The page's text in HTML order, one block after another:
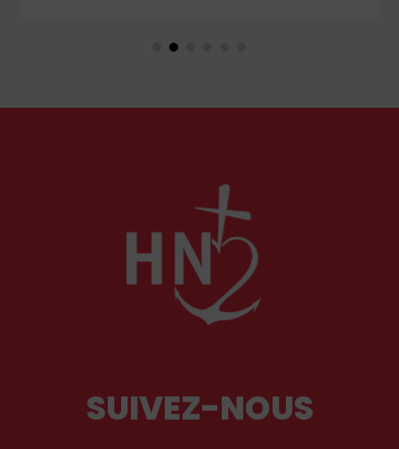
dans un style qui tranche avec les ceux qui
SUIVEZ-NOUS